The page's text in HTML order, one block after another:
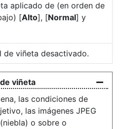
aplicado de (en orden de
[Alto], [Normal] y
de viñeta desactivado.
viñeta
las condiciones de
las imágenes JPEG
o sobre o